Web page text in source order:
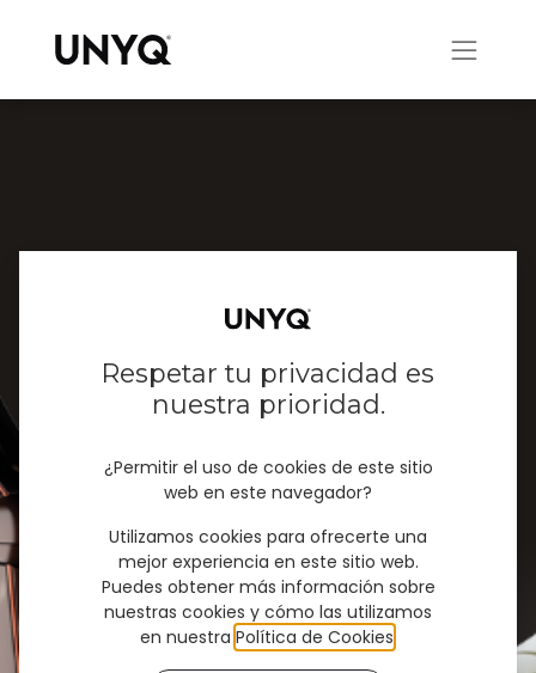
OneFit Flex
La nueva generación de covers
protésicos flexibles
Respetar tu privacidad es
nuestra prioridad.
¿Permitir el uso de cookies de este sitio
web en este navegador?
Utilizamos cookies para ofrecerte una
mejor experiencia en este sitio web.
Puedes obtener más información sobre
nuestras cookies y cómo las utilizamos
en nuestra Política de Cookies